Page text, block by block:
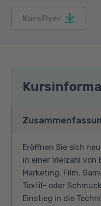
Kursflyer
Eröffnen Sie sich
in einer Vielzahl von
Marketing, Film,
Textil- oder
Einstieg in die